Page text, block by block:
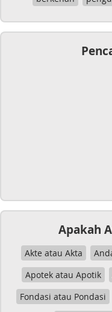
Apakah
Akte atau Akta
Apotek atau Apotik
Fondasi atau Pondasi